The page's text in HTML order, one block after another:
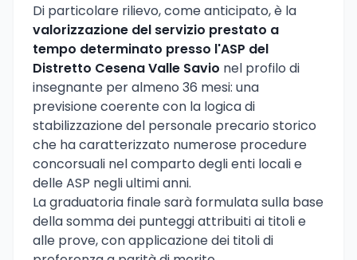
Di particolare rilievo, come anticipato, è la
valorizzazione del servizio prestato a
tempo determinato presso l'ASP del
Distretto Cesena Valle Savio nel profilo di
insegnante per almeno 36 mesi: una
previsione coerente con la logica di
stabilizzazione del personale precario storico
che ha caratterizzato numerose procedure
concorsuali nel comparto degli enti locali e
delle ASP negli ultimi anni.
La graduatoria finale sarà formulata sulla base
della somma dei punteggi attribuiti ai titoli e
alle prove, con applicazione dei titoli di